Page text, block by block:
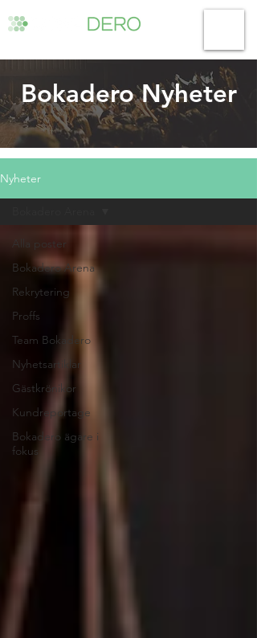
Bokadero Nyheter
Nyheter
Alla poster
Bokadero Arena
Rekrytering
Proffs
Team Bokadero
Nyhetsartiklar
Gästkrönikor
Kundreportage
Bokadero ägare i
fokus